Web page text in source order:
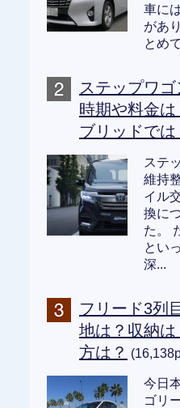
車に
があ
とめ
ステップワ
時期や料金
ブリッドでは
ステ
維持
イル
換に
た。
とい
深...
フリード3列
地は？収納
方は？
今日
ゴリ